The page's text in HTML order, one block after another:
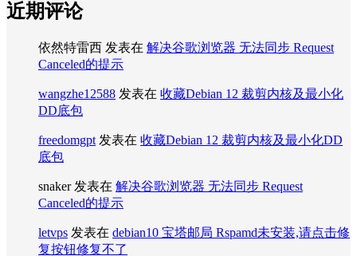
近期评论
依然特雷西 发表在 解决谷歌浏览器 无法同步 Request
Canceled的提示
wangzhe12588 发表在 收藏Debian 12 裁剪内核及最小化
DD底包
freedomgpt 发表在 收藏Debian 12 裁剪内核及最小化DD
底包
snaker发表在 解决谷歌浏览器 无法同步 Request
Canceled的提示
letvps 发表在 debian10 宝塔邮局 Rspamd未安装,请点击修
复按钮修复不了